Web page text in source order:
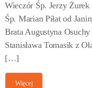
Wieczór Śp. Jerzy
Śp. Marian Piłat od
Brata Augustyna
Stanisława Tomasik z
[…]
Więcej